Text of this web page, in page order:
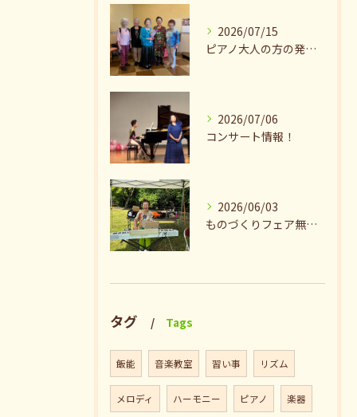
2026/07/15
ピアノ大人の方の発表会兼ねたお茶会🎵
2026/07/06
コンサート情報！
2026/06/03
ものづくりフェア無事終了♪ありがとうございました。
タグ Tags
飯能 音楽教室 習い事 リズム
メロディ ハーモニー ピアノ 楽器